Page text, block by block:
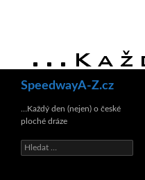
SpeedwayA-Z.cz
…Každý den (nejen) o české
ploché dráze
Vyhledávání
Bruno Belan se radoval z
triumfu na domácí dráze!
Andy Appleton obhájil
dlouhodrážní titul!
Reprezentační dvojice